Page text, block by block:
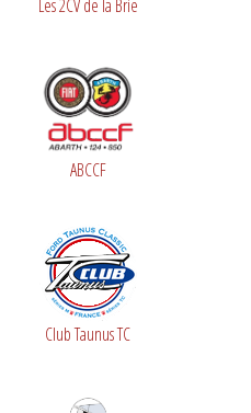
Les 2CV de la Brie
ABCCF
Club Taunus TC